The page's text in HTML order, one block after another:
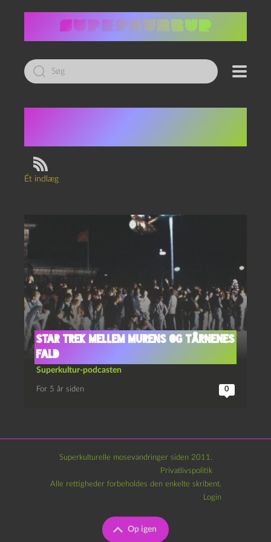
Led
efter:
Ét indlæg
Star Trek mellem murens og tårnenes
fald
Superkultur-podcasten
For 5 år siden 0
Superkulturelle mosevandringer siden 2011.
Privatlivspolitik
Op igen
Alle rettigheder forbeholdes den enkelte skribent.
Login